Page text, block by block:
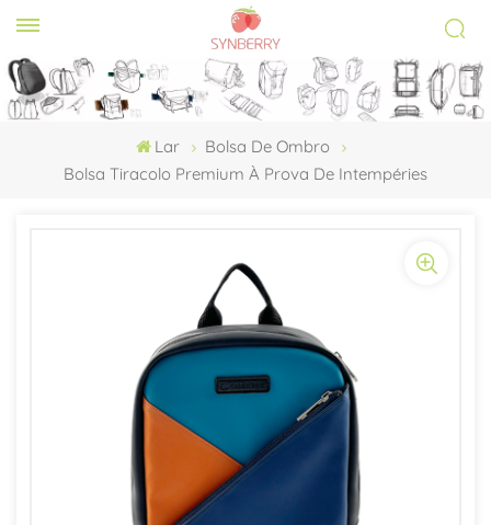
Lar
Bolsa De Ombro
Bolsa Tiracolo Premium À Prova De Intempéries